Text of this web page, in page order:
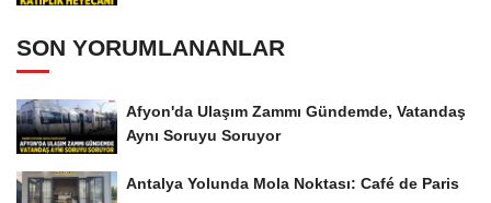
SON YORUMLANANLAR
Afyon'da Ulaşım Zammı Gündemde, Vatandaş
Aynı Soruyu Soruyor
Antalya Yolunda Mola Noktası: Café de Paris